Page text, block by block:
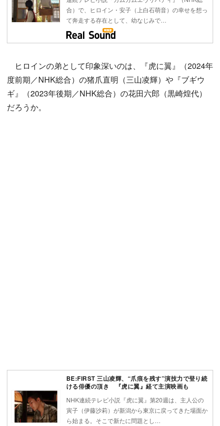
合）で、ヒロイン・安子（上白石萌音）の幸せを想っ
て奔走する存在として、幼なじみで…
ヒロインの弟として印象深いのは、『虎に翼』（2024年
度前期／NHK総合）の猪爪直明（三山凌輝）や『ブギウ
ギ』（2023年後期／NHK総合）の花田六郎（黒崎煌代）
だろうか。
BE:FIRST 三山凌輝、“爪痕を残す”演技力で登り続
ける俳優の頂き 『虎に翼』経て主演映画も
NHK連続テレビ小説『虎に翼』第20週は、主人公の
寅子（伊藤沙莉）が新潟から東京に戻ってきた場面か
ら始まる。そこで新たに問題とし…